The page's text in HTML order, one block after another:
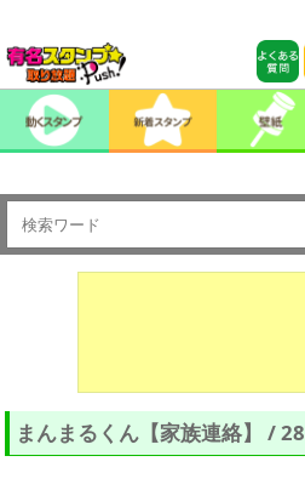
まんまるくん【家族連絡】 / 28